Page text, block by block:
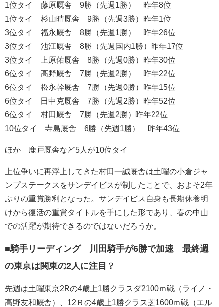
1位タイ 藤原厩舎 9勝（先週1勝） 昨年8位
1位タイ 杉山晴厩舎 9勝（先週3勝）昨年1位
3位タイ 福永厩舎 8勝（先週1勝） 昨年26位
3位タイ 池江厩舎 8勝（先週国内1勝）昨年17位
3位タイ 上原佑厩舎 8勝（先週0勝）昨年30位
6位タイ 高野厩舎 7勝（先週2勝） 昨年22位
6位タイ 松永幹厩舎 7勝（先週0勝）昨年15位
6位タイ 田中克厩舎 7勝（先週2勝）昨年52位
6位タイ 村田厩舎 7勝（先週2勝）昨年22位
10位タイ 寺島厩舎 6勝（先週1勝） 昨年43位
ほか 鹿戸厩舎など5人が10位タイ
上位争いに再浮上してきた村田一誠厩舎は土曜の小倉ジャ
ンプステークスをサンデイビスが制したことで、およそ2年
ぶりの重賞勝利となった。サンデイビス自身も長期休養明
けから復活の重賞タイトルを手にした形であり、春の中山
での活躍が期待できるのではないだろうか。
■騎手リーディング 川田騎手が6勝で加速 最終週
の東京は関東の2人に注目？
先週は土曜東京2Rの4歳上1勝クラスダ2100ｍ戦（ライノ・
高野友和厩舎）、12Ｒの4歳上1勝クラス芝1600ｍ戦（エル